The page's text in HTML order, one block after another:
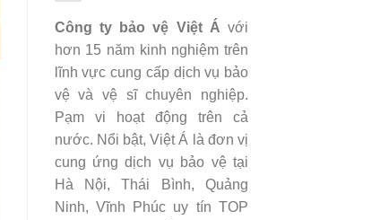
Công ty bảo vệ Việt Á với
hơn 15 năm kinh nghiệm trên
lĩnh vực cung cấp dịch vụ bảo
vệ và vệ sĩ chuyên nghiệp.
Pạm vi hoạt động trên cả
nước. Nổi bật, Việt Á là đơn vị
cung ứng dịch vụ bảo vệ tại
Hà Nội, Thái Bình, Quảng
Ninh, Vĩnh Phúc uy tín TOP